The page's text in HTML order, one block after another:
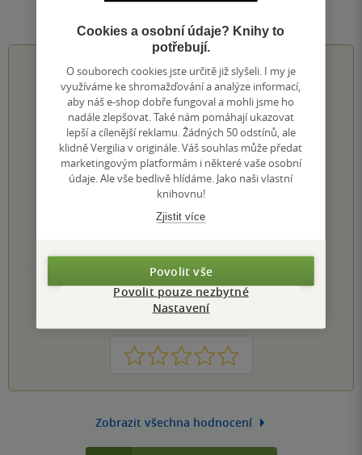
5.0z5
1 hodnocení čtenářů
1×
5 hvězdiček
4 hvězdičky
3 hvězdičky
PŘIDEJTE SVÉ HODNOCENÍ KNIHY
Hodnocení našich knihkupců: 0.0 z 5
1 2 3 4 5
Zobrazit všechna hodnocení
Cookies a osobní údaje? Knihy to
potřebují.
O souborech cookies jste určitě již slyšeli. I my je
využíváme ke shromažďování a analýze informací,
aby náš e-shop dobře fungoval a mohli jsme ho
nadále zlepšovat. Také nám pomáhají ukazovat
lepší a cílenější reklamu. Žádných 50 odstínů, ale
klidně Vergilia v originále. Váš souhlas může předat
marketingovým platformám i některé vaše osobní
údaje. Ale vše bedlivě hlídáme. Jako naši vlastní
knihovnu!
Zjistit více
Povolit vše
Povolit pouze nezbytné
Nastavení